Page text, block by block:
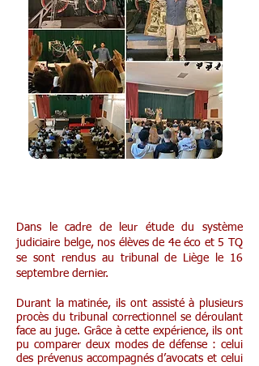
Dans le cadre de leur étude du système
judiciaire belge, nos élèves de 4e éco et 5 TQ
se sont rendus au tribunal de Liège le 16
septembre dernier.
Durant la matinée, ils ont assisté à plusieurs
procès du tribunal correctionnel se déroulant
face au juge. Grâce à cette expérience, ils ont
pu comparer deux modes de défense : celui
des prévenus accompagnés d’avocats et celui